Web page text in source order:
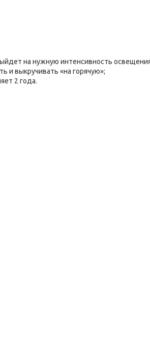
на нужную интенсивность
и выкручивать «на горячую»;
2 года.